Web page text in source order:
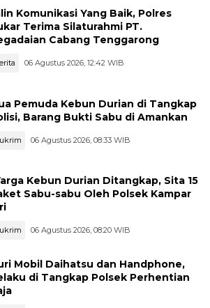
Komunikasi Yang Baik, Polres
Terima Silaturahmi PT.
Cabang Tenggarong
06 Agustus 2026, 12:42 WIB
Pemuda Kebun Durian di Tangkap
Barang Bukti Sabu di Amankan
06 Agustus 2026, 08:33 WIB
Kebun Durian Ditangkap, Sita 15
Sabu-sabu Oleh Polsek Kampar
06 Agustus 2026, 08:20 WIB
Mobil Daihatsu dan Handphone,
di Tangkap Polsek Perhentian